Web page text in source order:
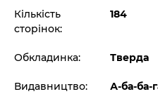
Кількість
сторінок:
184
Обкладинка: Тверда
Видавництво: А-ба-ба-